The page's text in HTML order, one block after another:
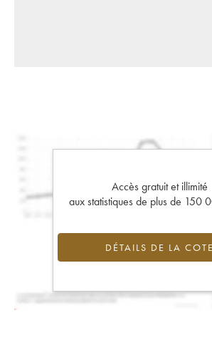
Accès gratuit et illimité
aux statistiques de plus de 150
DÉTAILS DE LA COTE